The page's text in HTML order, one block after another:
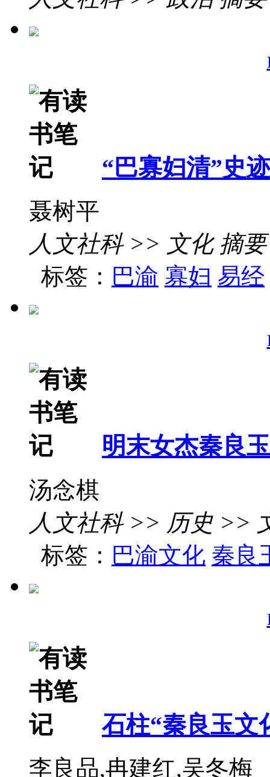
“巴寡妇清”史
聂树平
人文社科 >> 文化 摘要
标签： 巴渝 寡妇 易经
明末女杰秦良
汤念棋
人文社科 >> 历史 >>
标签： 巴渝文化 秦良
石柱“秦良玉文
李良品,冉建红,吴冬梅